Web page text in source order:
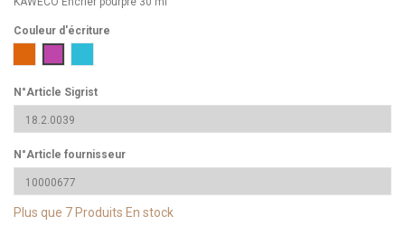
Couleur d'écriture
N°Article Sigrist
N°Article fournisseur
Plus que 7 Produits En stock